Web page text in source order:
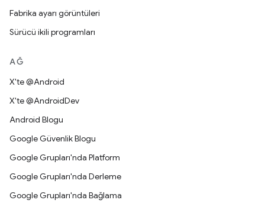
Fabrika ayarı görüntüleri
Sürücü ikili programları
AĞ
X'te @Android
X'te @AndroidDev
Android Blogu
Google Güvenlik Blogu
Google Grupları'nda Platform
Google Grupları'nda Derleme
Google Grupları'nda Bağlama